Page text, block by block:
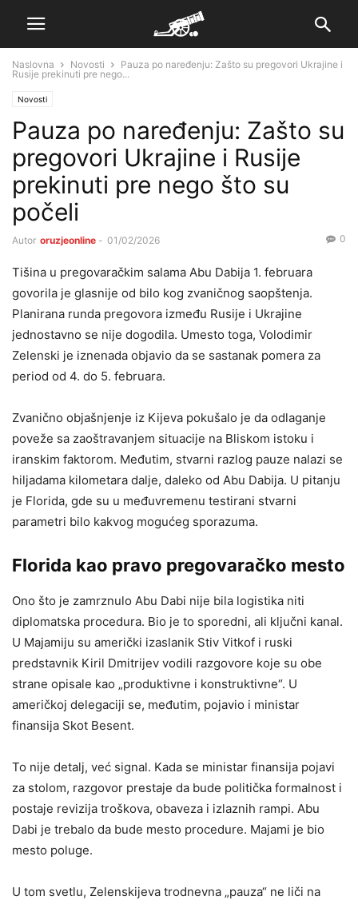
Naslovna Novosti
Pauza po naređenju: Zašto su pregovori Ukrajine i
Rusije prekinuti pre nego...
Novosti
Pauza po naređenju: Zašto su
pregovori Ukrajine i Rusije
prekinuti pre nego što su
počeli
Autor oruzjeonline - 01/02/2026 0
Tišina u pregovaračkim salama Abu Dabija 1. februara
govorila je glasnije od bilo kog zvaničnog saopštenja.
Planirana runda pregovora između Rusije i Ukrajine
jednostavno se nije dogodila. Umesto toga, Volodimir
Zelenski je iznenada objavio da se sastanak pomera za
period od 4. do 5. februara.
Zvanično objašnjenje iz Kijeva pokušalo je da odlaganje
poveže sa zaoštravanjem situacije na Bliskom istoku i
iranskim faktorom. Međutim, stvarni razlog pauze nalazi se
hiljadama kilometara dalje, daleko od Abu Dabija. U pitanju
je Florida, gde su u međuvremenu testirani stvarni
parametri bilo kakvog mogućeg sporazuma.
Florida kao pravo pregovaračko mesto
Ono što je zamrznulo Abu Dabi nije bila logistika niti
diplomatska procedura. Bio je to sporedni, ali ključni kanal.
U Majamiju su američki izaslanik Stiv Vitkof i ruski
predstavnik Kiril Dmitrijev vodili razgovore koje su obe
strane opisale kao „produktivne i konstruktivne“. U
američkoj delegaciji se, međutim, pojavio i ministar
finansija Skot Besent.
To nije detalj, već signal. Kada se ministar finansija pojavi
za stolom, razgovor prestaje da bude politička formalnost i
postaje revizija troškova, obaveza i izlaznih rampi. Abu
Dabi je trebalo da bude mesto procedure. Majami je bio
mesto poluge.
U tom svetlu, Zelenskijeva trodnevna „pauza“ ne liči na